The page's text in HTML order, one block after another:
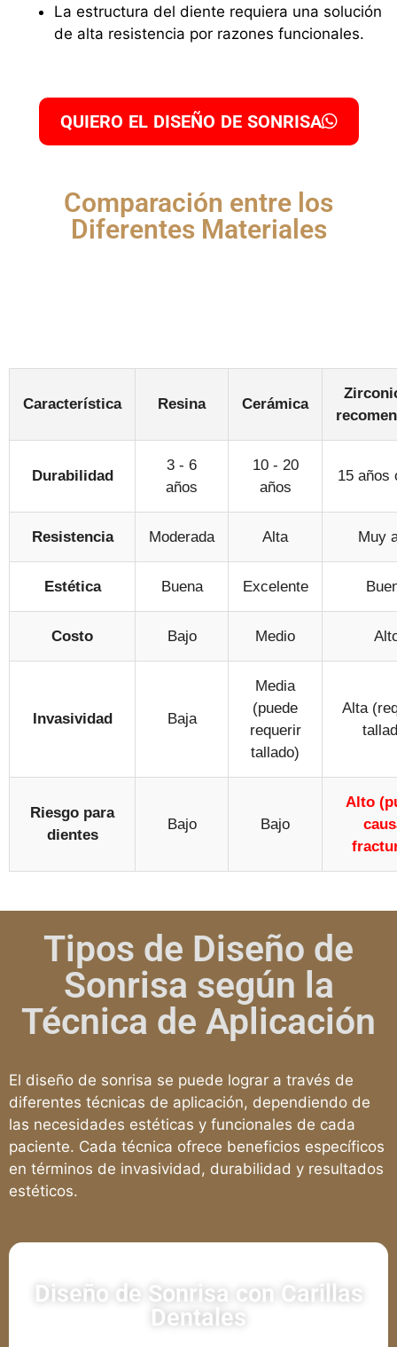
La estructura del diente requiera una solución
de alta resistencia por razones funcionales.
QUIERO EL DISEÑO DE SONRISA
Comparación entre los
Diferentes Materiales
Característica Resina Cerámica
Durabilidad
3 - 6
años
10 - 20
años
15 años
Resistencia Moderada Alta Muy
Estética Buena Excelente
Costo Bajo Medio
Invasividad Baja
Media
(puede
requerir
tallado)
Alta
Riesgo para
dientes
Bajo Bajo
Alto
Tipos de Diseño de
Sonrisa según la
Técnica de Aplicación
El diseño de sonrisa se puede lograr a través de
diferentes técnicas de aplicación, dependiendo de
las necesidades estéticas y funcionales de cada
paciente. Cada técnica ofrece beneficios específicos
en términos de invasividad, durabilidad y resultados
estéticos.
Diseño de Sonrisa con Carillas
Dentales